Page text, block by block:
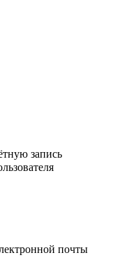
запись
почты